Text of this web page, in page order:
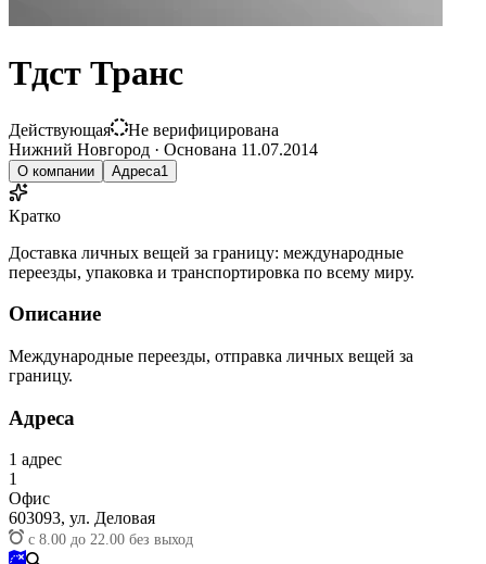
Тдст Транс
Действующая
Не верифицирована
Нижний Новгород · Основана 11.07.2014
О компании Адреса1
Кратко
Доставка личных вещей за границу: международные
переезды, упаковка и транспортировка по всему миру.
Описание
Международные переезды, отправка личных вещей за
границу.
Адреса
1 адрес
1
Офис
603093, ул. Деловая
с 8.00 до 22.00 без выход